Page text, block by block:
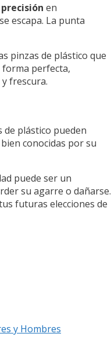
precisión en
escapa. La punta
pinzas de plástico que
forma perfecta,
frescura.
de plástico pueden
conocidas por su
puede ser un
su agarre o dañarse.
futuras elecciones de
y Hombres